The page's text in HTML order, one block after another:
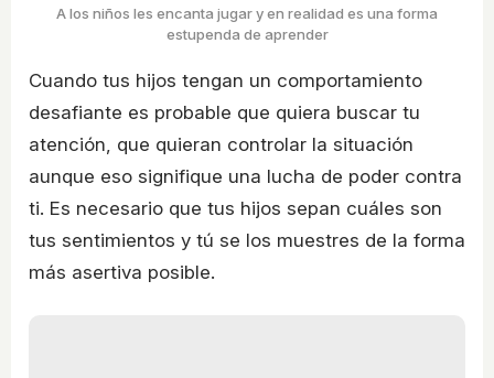
A los niños les encanta jugar y en realidad es una forma
estupenda de aprender
Cuando tus hijos tengan un comportamiento
desafiante es probable que quiera buscar tu
atención, que quieran controlar la situación
aunque eso signifique una lucha de poder contra
ti. Es necesario que tus hijos sepan cuáles son
tus sentimientos y tú se los muestres de la forma
más asertiva posible.